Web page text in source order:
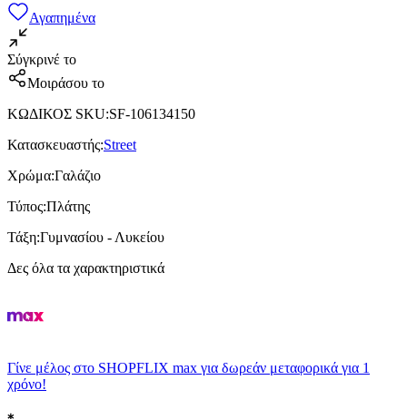
Αγαπημένα
Σύγκρινέ το
Μοιράσου το
ΚΩΔΙΚΟΣ SKU:SF-106134150
Κατασκευαστής:Street
Χρώμα:Γαλάζιο
Τύπος:Πλάτης
Τάξη:Γυμνασίου - Λυκείου
Δες όλα τα χαρακτηριστικά
Γίνε μέλος στο SHOPFLIX max για δωρεάν μεταφορικά για 1
χρόνο!